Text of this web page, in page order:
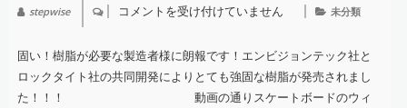
stepwise
NEW
は
コメントを受け付けていません 未分類
固い！樹脂が必要な製造者様に朗報です！エンビジョンテック社と
ロックタイト社の共同開発によりとても強固な樹脂が発売されまし
た！！！ 動画の通りスケートボードのウィ